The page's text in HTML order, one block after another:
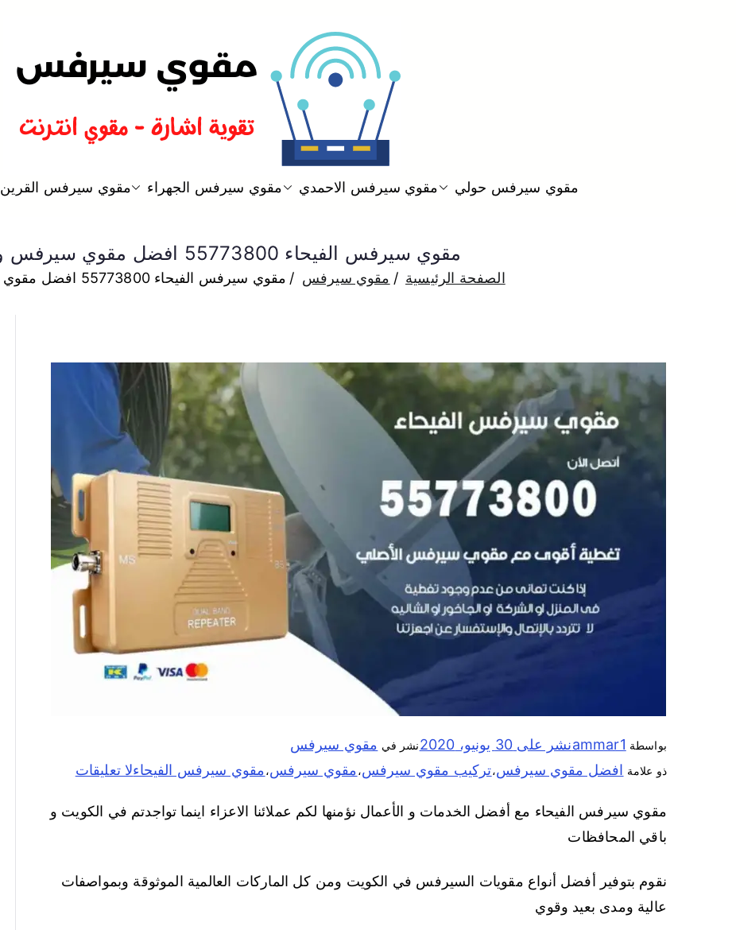
مقوي سيرفس
مقوي سيرفس الكويت لتقوية الاشارة مقوي سيرفس حولي مقوي سيرفس الاحمدي مقوي سيرفس الجهراء مقوي سيرفس القرين
مقوي سيرفس الفيحاء 55773800 افضل مقوي سيرفس وانترنت
الصفحة الرئيسية مقوي سيرفس مقوي سيرفس الفيحاء 55773800 افضل مقوي سيرفس وانترنت
بواسطة ammar1نشر على 30 يونيو، 2020 نشر في مقوي سيرفس
ذو علامة افضل مقوي سيرفس،تركيب مقوي سيرفس،مقوي سيرفس،مقوي سيرفس الفيحاءلا تعليقات
مقوي سيرفس الفيحاء مع أفضل الخدمات و الأعمال نؤمنها لكم عملائنا الاعزاء اينما تواجدتم في الكويت و
باقي المحافظات
نقوم بتوفير أفضل أنواع مقويات السيرفس في الكويت ومن كل الماركات العالمية الموثوقة وبمواصفات
عالية ومدى بعيد وقوي